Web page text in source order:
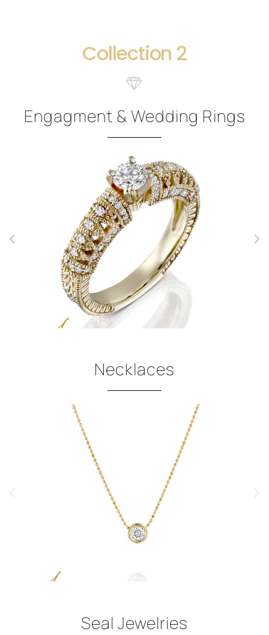
2 Collection
Engagment & Wedding Rings
Necklaces
Seal Jewelries